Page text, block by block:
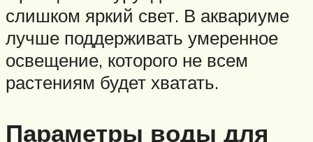
слишком яркий свет. В аквариуме
лучше поддерживать умеренное
освещение, которого не всем
растениям будет хватать.
Параметры воды для